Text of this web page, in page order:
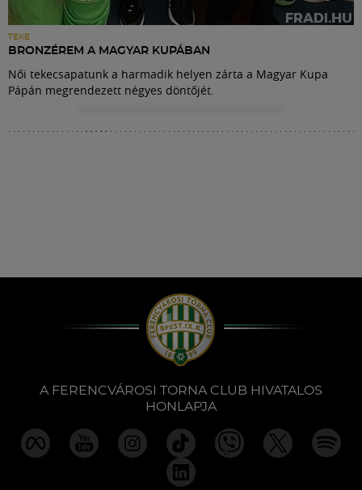
TEKE
BRONZÉREM A MAGYAR KUPÁBAN
Női tekecsapatunk a harmadik helyen zárta a Magyar Kupa
Pápán megrendezett négyes döntőjét.
A FERENCVÁROSI TORNA CLUB HIVATALOS
HONLAPJA
Shop
Közösség
Múzeum